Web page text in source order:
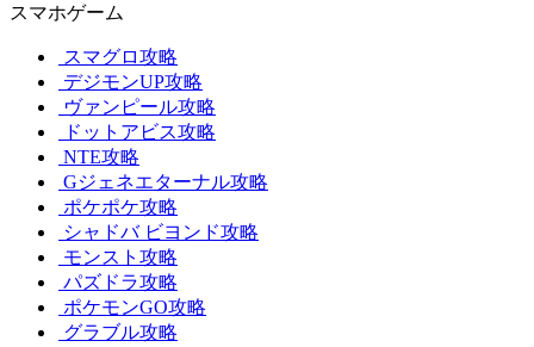
スマホゲーム
スマグロ攻略
デジモンUP攻略
ヴァンピール攻略
ドットアビス攻略
NTE攻略
Gジェネエターナル攻略
ポケポケ攻略
シャドバ ビヨンド攻略
モンスト攻略
パズドラ攻略
ポケモンGO攻略
グラブル攻略